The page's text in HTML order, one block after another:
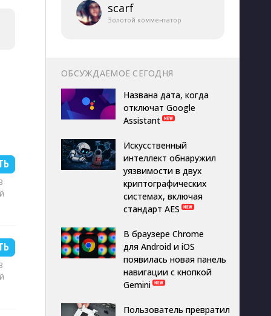
scarf
Золотой комментатор
ОБСУЖДАЕМОЕ СЕГОДНЯ
Названа дата, когда
отключат Google
Assistant
Искусственный
интеллект обнаружил
уязвимости в двух
криптографических
системах, включая
стандарт AES
В браузере Chrome
для Android и iOS
появилась новая панель
навигации с кнопкой
Gemini
Пользователь превратил